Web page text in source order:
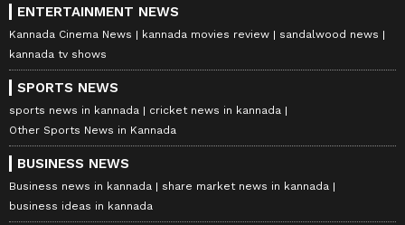
ENTERTAINMENT NEWS
Kannada Cinema News kannada movies review
sandalwood news
kannada tv shows
SPORTS NEWS
sports news in kannada
cricket news in kannada
Other Sports News in Kannada
BUSINESS NEWS
Business news in kannada
share market news in kannada
business ideas in kannada